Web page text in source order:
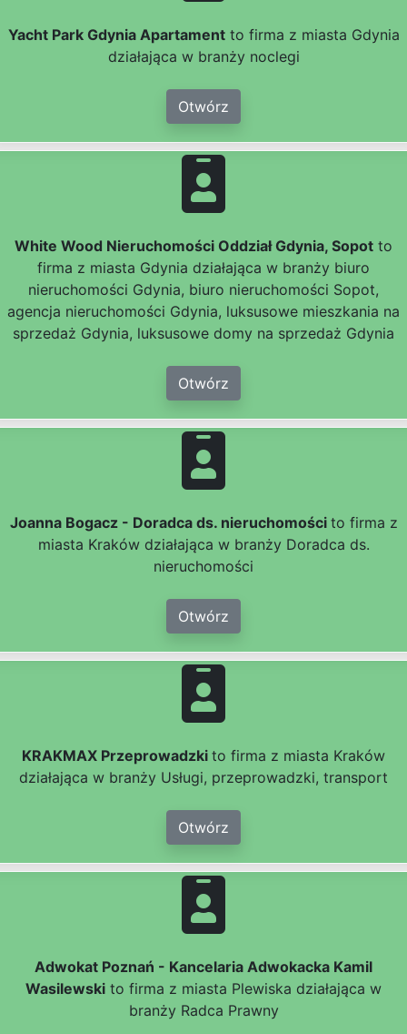
Yacht Park Gdynia Apartamentto firma z miasta Gdynia
działająca w branży noclegi
Otwórz
White Wood Nieruchomości Oddział Gdynia, Sopot to
firma z miasta Gdynia działająca w branży biuro
nieruchomości Gdynia, biuro nieruchomości Sopot,
agencja nieruchomości Gdynia, luksusowe mieszkania na
sprzedaż Gdynia, luksusowe domy na sprzedaż Gdynia
Otwórz
Joanna Bogacz - Doradca ds. nieruchomości to firma z
miasta Kraków działająca w branży Doradca ds.
nieruchomości
Otwórz
KRAKMAX Przeprowadzki to firma z miasta Kraków
działająca w branży Usługi, przeprowadzki, transport
Otwórz
Adwokat Poznań - Kancelaria Adwokacka Kamil
Wasilewski to firma z miasta Plewiska działająca w
branży Radca Prawny